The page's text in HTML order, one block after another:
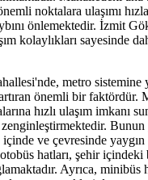
noktalara ulaşımı
önlemektedir. İzmit
kolaylıkları sayesinde
metro sistemine
önemli bir faktördür.
hızlı ulaşım imkanı
Bunun
ve çevresinde
hatları, şehir
Ayrıca, minibüs